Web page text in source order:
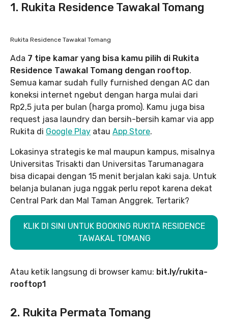
1. Rukita Residence Tawakal Tomang
Rukita Residence Tawakal Tomang
Ada 7 tipe kamar yang bisa kamu pilih di Rukita
Residence Tawakal Tomang dengan rooftop.
Semua kamar sudah fully furnished dengan AC dan
koneksi internet ngebut dengan harga mulai dari
Rp2,5 juta per bulan (harga promo). Kamu juga bisa
request jasa laundry dan bersih-bersih kamar via app
Rukita di Google Play atau App Store.
Lokasinya strategis ke mal maupun kampus, misalnya
Universitas Trisakti dan Universitas Tarumanagara
bisa dicapai dengan 15 menit berjalan kaki saja. Untuk
belanja bulanan juga nggak perlu repot karena dekat
Central Park dan Mal Taman Anggrek. Tertarik?
KLIK DI SINI UNTUK BOOKING RUKITA RESIDENCE
TAWAKAL TOMANG
Atau ketik langsung di browser kamu: bit.ly/rukita-
rooftop1
2. Rukita Permata Tomang